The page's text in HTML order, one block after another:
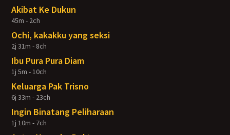
Akibat Ke Dukun
45m - 2ch
Ochi, kakakku yang seksi
2j 31m - 8ch
Ibu Pura Pura Diam
1j 5m - 10ch
Keluarga Pak Trisno
6j 33m - 23ch
Ingin Binatang Peliharaan
1j 10m - 7ch